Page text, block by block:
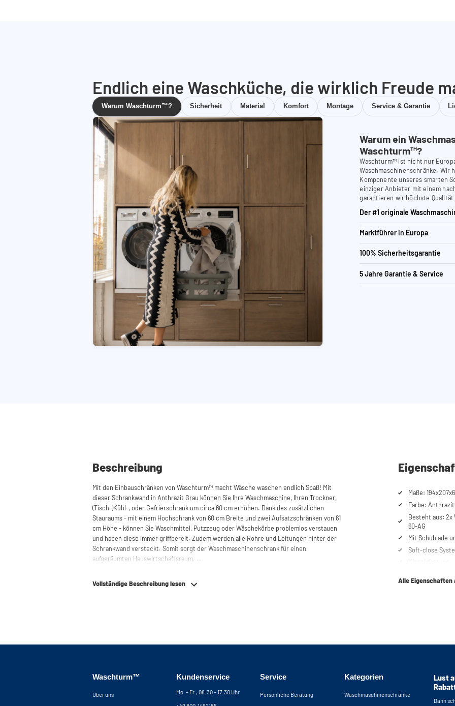
Endlich eine Waschküche, die wirklich Freude
Warum Waschturm™? Sicherheit Material Komfort Montage Service & Garantie
Warum ein
Waschturm™?
Waschturm™ ist nicht nur
Waschmaschinenschränke. Wir
Komponente unseres smarten
einziger Anbieter mit einem
garantieren wir höchste
Der #1 originale
Marktführer in Europa
100% Sicherheitsgarantie
5 Jahre Garantie & Service
Beschreibung
Mit den Einbauschränken von Waschturm™ macht Wäsche waschen endlich Spaß! Mit
dieser Schrankwand in Anthrazit Grau können Sie Ihre Waschmaschine, Ihren Trockner,
(Tisch-)Kühl-, oder Gefrierschrank um circa 60 cm erhöhen. Dank des zusätzlichen
Stauraums - mit einem Hochschrank von 60 cm Breite und zwei Aufsatzschränken von 61
cm Höhe - können Sie Waschmittel, Putzzeug oder Wäschekörbe problemlos verstauen
und haben diese immer griffbereit. Zudem werden alle Rohre und Leitungen hinter der
Schrankwand versteckt. Somit sorgt der Waschmaschinenschrank für einen
aufgeräumten Hauswirtschaftsraum.
Durch die spezielle Konstruktion des Gehäuses werden Vibrationen von Waschmaschine
und Trockner absorbiert. Des Weiteren ist der Waschmaschinenschrank aus 19 mm
sind alle Schränke außerdem mit höhenverstellbaren Füßen ausgestattet. Damit Sie alle
Leitungen und Kabel problemlos anschließen können, besitzt der Schrank keine
Vollständige Beschreibung lesen
Maße:
Farbe: Anthrazit
Besteht aus: 2x
60-AG
Mit Schublade
Soft-close
Kippsicherung
Belastung bis
Inkl. 4
Maße
42,4 cm (BxHxT)
Maße Nische für
Alle Eigenschaften
Waschturm™
Über uns
Kundenservice
Mo. – Fr., 08:30 – 17:30 Uhr
Service
Persönliche Beratung
Kategorien
Waschmaschinenschränke
Lust
Dann